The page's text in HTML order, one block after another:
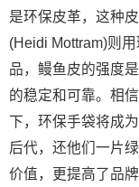
是环保皮革，这种
(Heidi Mottram)则
品，鳗鱼皮的强度
的稳定和可靠。相
下，环保手袋将成
后代，还他们一片
价值，更提高了品